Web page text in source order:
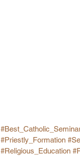
#Priestly_Formation
#Religious_Education